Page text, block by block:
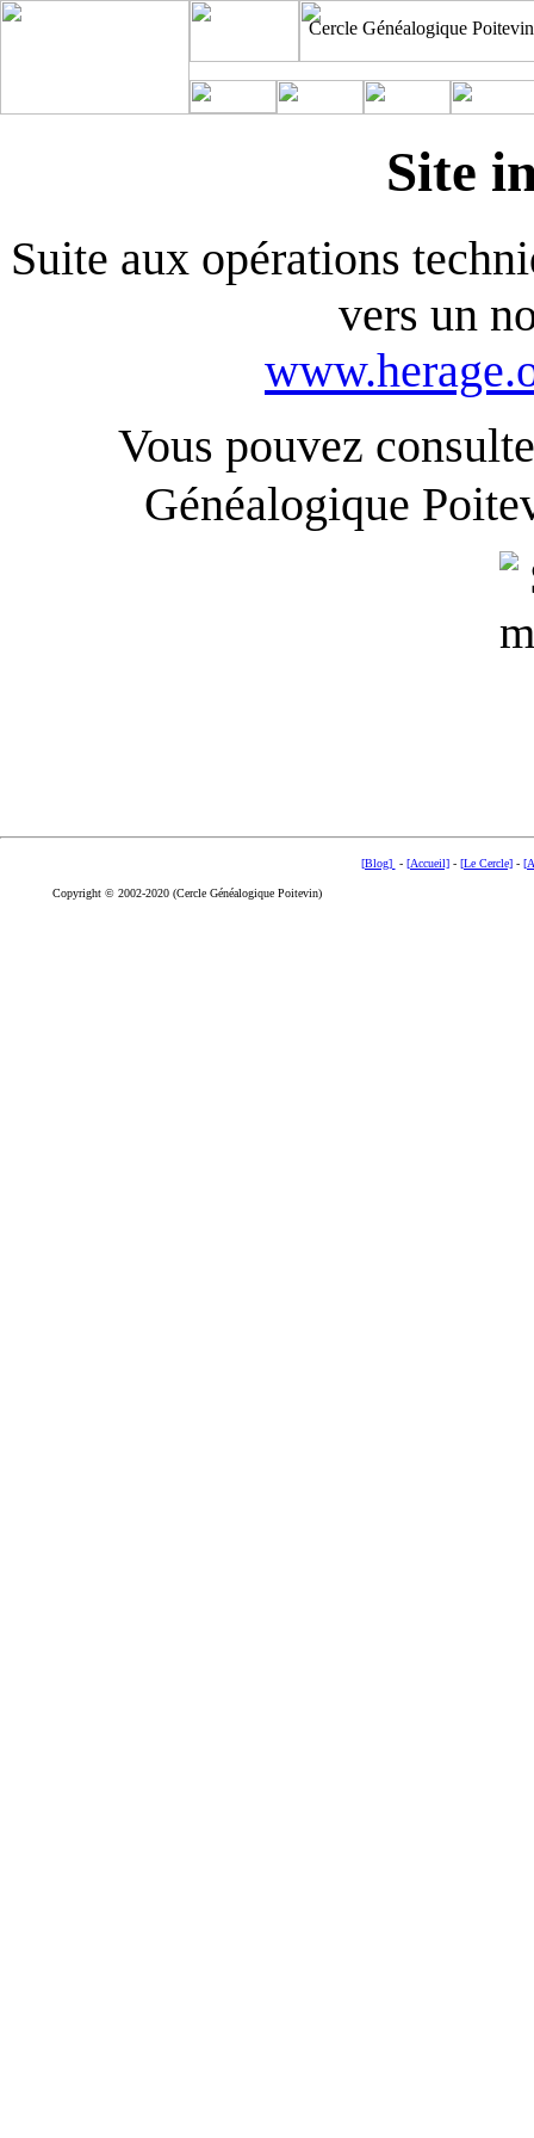
Cercle Généalogique Poitevin
Site
Suite aux opérations
vers un
Vous pouvez
Généalogique
[Blog] - [Accueil]- [Le Cercle]-
Copyright © 2002-2020 (Cercle Généalogique Poitevin)